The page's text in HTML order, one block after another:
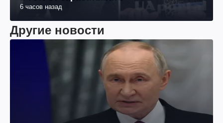
в 70% от зарабатывать
Другие новости